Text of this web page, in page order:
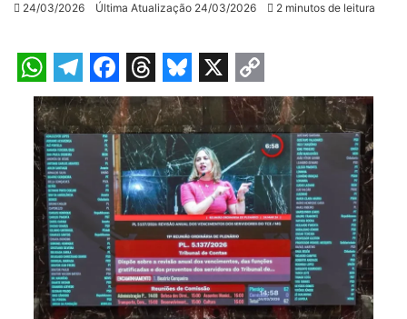
24/03/2026 Última Atualização 24/03/2026 2 minutos de leitura
W
h
A
p
T
e
l
e
g
r
a
m
F
a
c
e
b
o
o
k
T
h
r
e
a
d
s
B
l
u
e
s
k
y
X C
o
p
y
L
i
n
k